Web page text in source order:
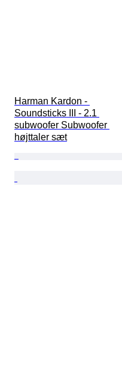
Harman Kardon -
Soundsticks III - 2.1
subwoofer Subwoofer
højttaler sæt